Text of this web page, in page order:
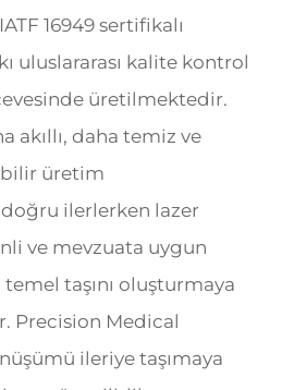
16949 sertifikalı
uluslararası kalite kontrol
üretilmektedir.
akıllı, daha temiz ve
üretim
ilerlerken lazer
ve mevzuata uygun
taşını oluşturmaya
Precision Medical
ileriye taşımaya